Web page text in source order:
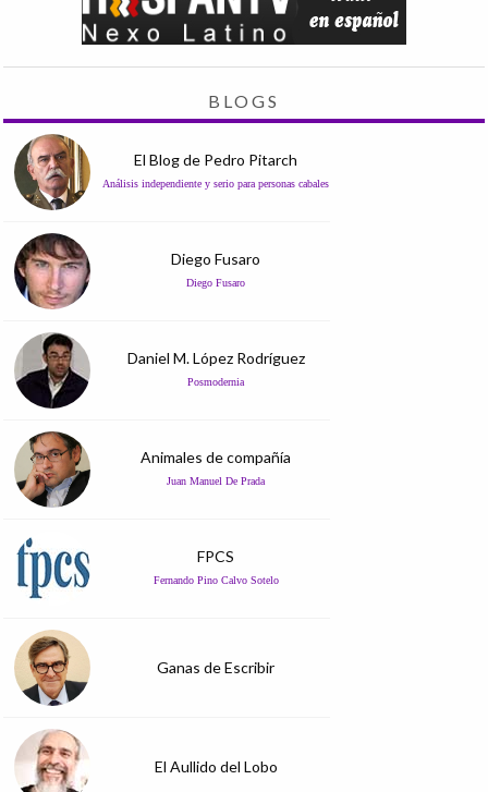
BLOGS
El Blog de Pedro Pitarch
Análisis independiente y serio para personas cabales
Diego Fusaro
Diego Fusaro
Daniel M. López Rodríguez
Posmodernia
Animales de compañía
Juan Manuel De Prada
FPCS
Fernando Pino Calvo Sotelo
Ganas de Escribir
El Aullido del Lobo